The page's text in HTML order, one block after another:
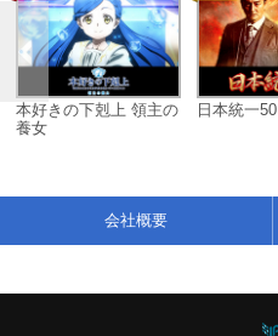
本好きの下剋上 領主の
養女
日本統一50
会社概要